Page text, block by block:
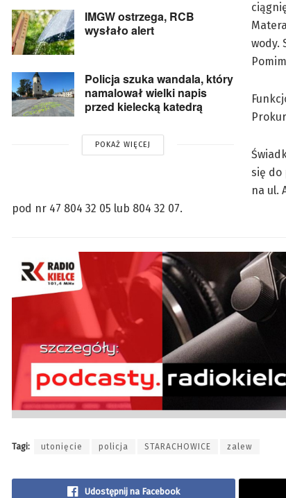
IMGW ostrzega, RCB
wysłało alert
Policja szuka wandala, który
namalował wielki napis
przed kielecką katedrą
POKAŻ WIĘCEJ
wody.
się do
na ul.
pod nr 47 804 32 05 lub 804 32 07.
Tagi: utonięcie policja STARACHOWICE zalew
Udostępnij na Facebook